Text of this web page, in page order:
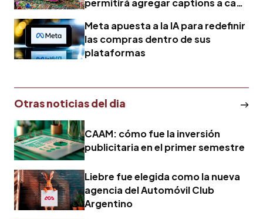
permitirá agregar captions a cada
Meta apuesta a la IA para redefinir
las compras dentro de sus
plataformas
Otras noticias del dia
CAAM: cómo fue la inversión
publicitaria en el primer semestre
Liebre fue elegida como la nueva
agencia del Automóvil Club
Argentino